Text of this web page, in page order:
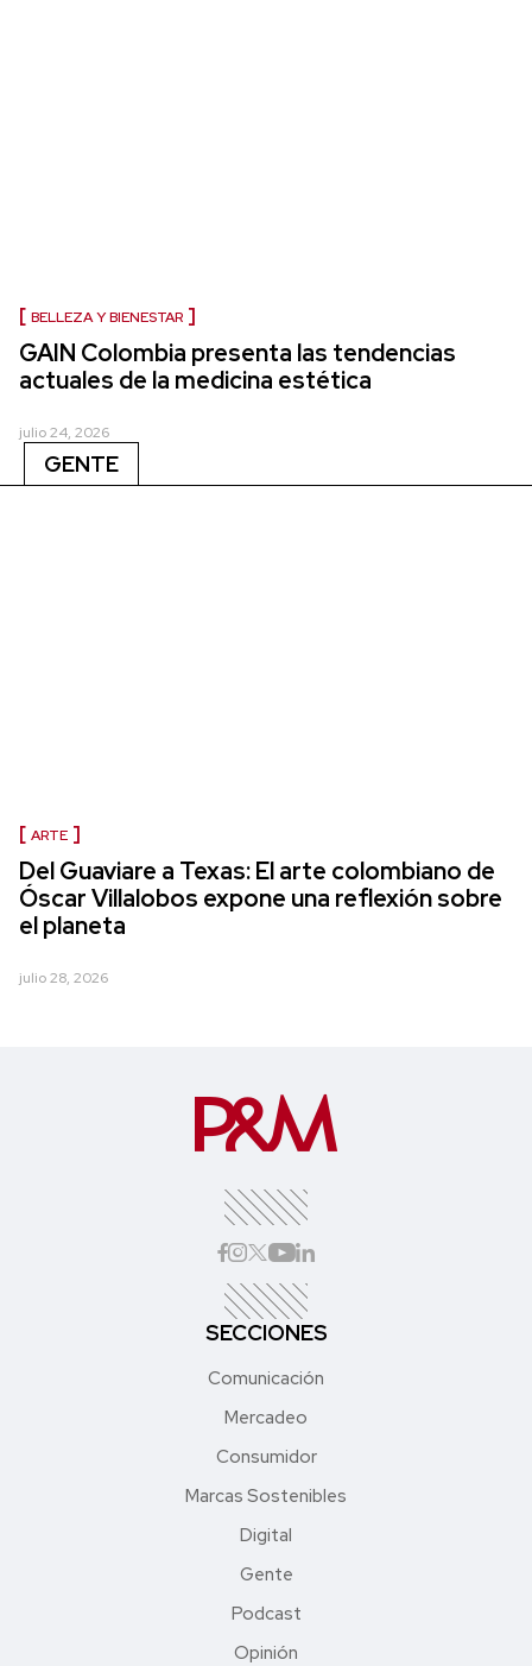
BELLEZA Y BIENESTAR
GAIN Colombia presenta las tendencias
actuales de la medicina estética
julio 24, 2026
GENTE
ARTE
Del Guaviare a Texas: El arte colombiano de
Óscar Villalobos expone una reflexión sobre
el planeta
julio 28, 2026
SECCIONES
Comunicación
Mercadeo
Consumidor
Marcas Sostenibles
Digital
Gente
Podcast
Opinión